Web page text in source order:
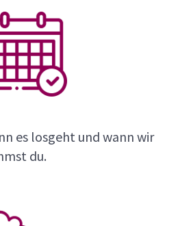
es losgeht und wann wir
du.